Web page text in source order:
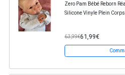
Zero Pam Bébé Reborn
Silicone Vinyle Plein
63,99€61,99€